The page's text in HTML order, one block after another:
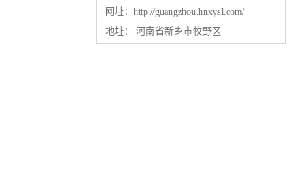
网址： http://guangzhou.hnxysl.com/
地址： 河南省新乡市牧野区